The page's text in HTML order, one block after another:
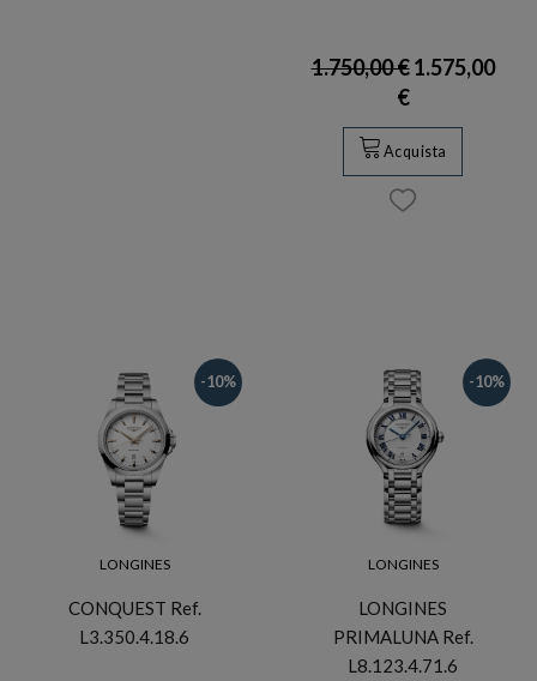
1.750,00 €1.575,00
€
Acquista
-10%
LONGINES
CONQUEST Ref.
L3.350.4.18.6
-10%
LONGINES
LONGINES
PRIMALUNA Ref.
L8.123.4.71.6